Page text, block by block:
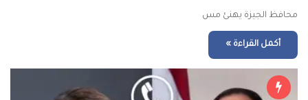
محافظ الجيزة يهنئ مس
أكمل القراءة »